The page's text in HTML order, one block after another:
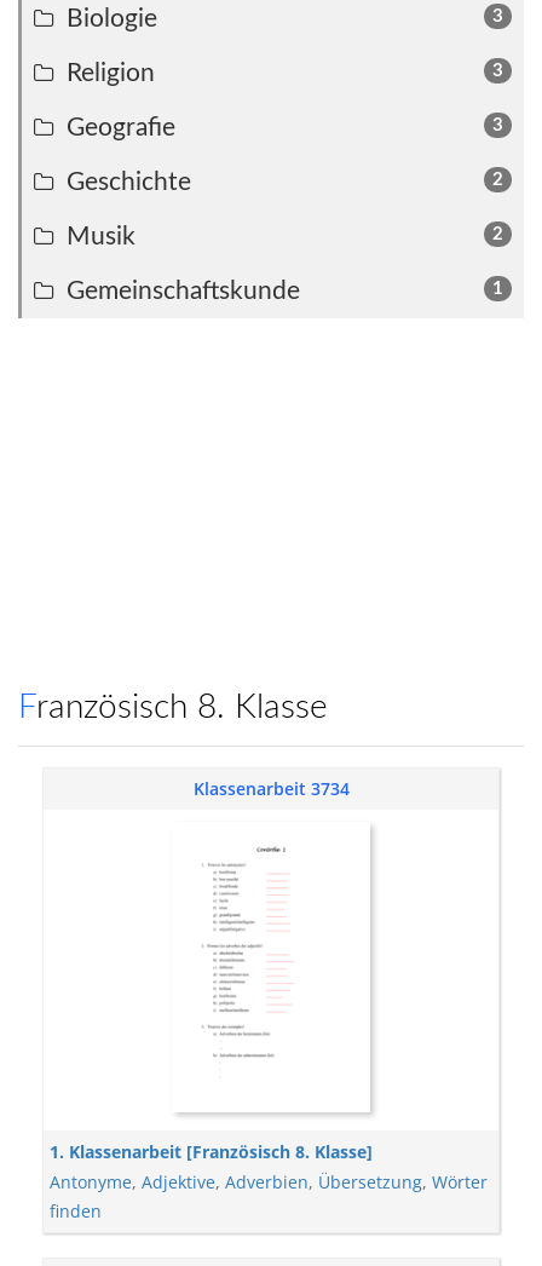
3
Biologie
3
Religion
3
Geografie
2
Geschichte
2
Musik
1
Gemeinschaftskunde
Französisch 8. Klasse
Klassenarbeit 3734
1. Klassenarbeit [Französisch 8. Klasse]
Antonyme, Adjektive, Adverbien, Übersetzung, Wörter
finden